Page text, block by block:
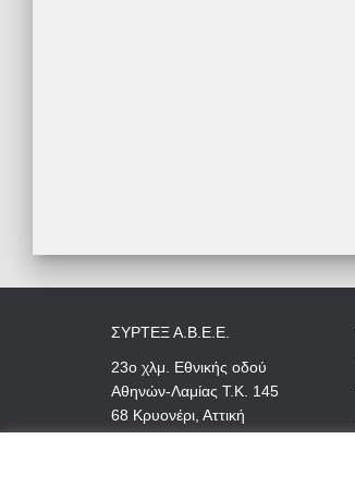
ΣΥΡΤΕΞ Α.Β.Ε.Ε.
23ο χλμ. Εθνικής οδού
Αθηνών-Λαμίας Τ.Κ. 145
68 Κρυονέρι, Αττική